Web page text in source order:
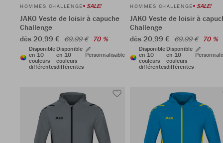
HOMMES CHALLENGE SALE!
JAKO Veste de loisir à capuche
Challenge
dès 20,99 € 69,99 € 70 %
Disponible
en 10
couleurs
différentes
Disponible
en 10
couleurs
différentes
Personnalisable
HOMMES CHALLENGE SALE!
JAKO Veste de loisir à
Challenge
dès 20,99 € 69,99 € 70 %
Disponible
en 10
couleurs
différentes
Disponible
en 10
couleurs
différentes